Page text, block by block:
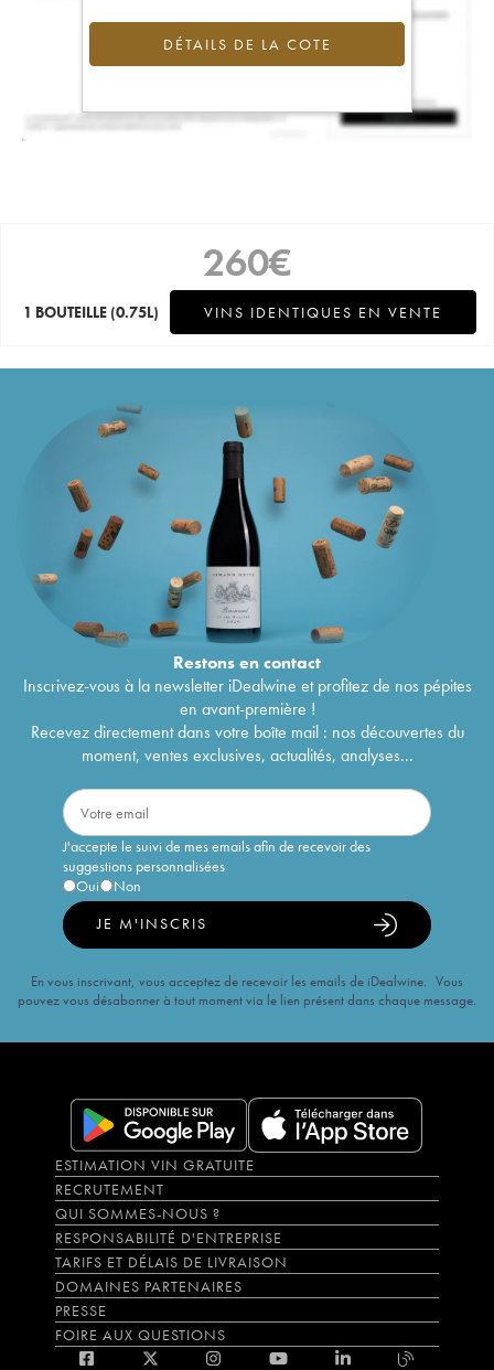
DÉTAILS DE LA COTE
260€
1 BOUTEILLE (0.75L) VINS IDENTIQUES EN VENTE
Restons encontact
Inscrivez-vous à la newsletter iDealwine et profitez de nos pépites
en avant-première !
Recevez directement dans votre boîte mail : nos découvertes du
moment, ventes exclusives, actualités, analyses...
J'accepte le suivi de mes emails afin de recevoir des
suggestions personnalisées
Oui
Non
JE M'INSCRIS
En vous inscrivant, vous acceptez de recevoir les emails de iDealwine. Vous
pouvez vous désabonner à tout moment via le lien présent dans chaque message.
ESTIMATION VIN GRATUITE
RECRUTEMENT
QUI SOMMES-NOUS ?
RESPONSABILITÉ D'ENTREPRISE
TARIFS ET DÉLAIS DE LIVRAISON
DOMAINES PARTENAIRES
PRESSE
FOIRE AUX QUESTIONS